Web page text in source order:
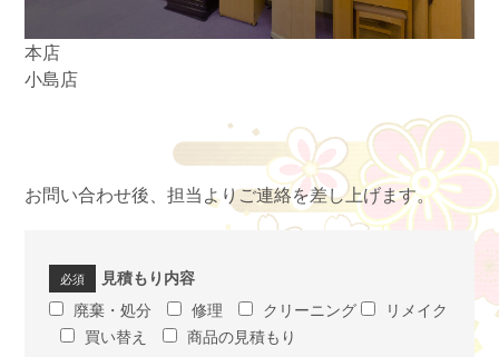
本店
小島店
お問い合わせ後、担当よりご連絡を差し上げます。
見積もり内容
廃棄・処分
修理 クリーニング
リメイク
買い替え
商品の見積もり